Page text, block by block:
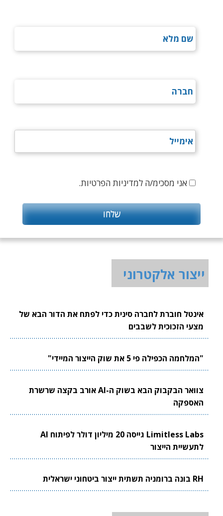
אני מסכימ/ה למדיניות הפרטיות.
ייצור אלקטרוני
אינטל חוברת לחברה סינית כדי לפתח את הדור הבא של
מצעי הזכוכית לשבבים
"המלחמה הכפילה פי 5 את שוק הייצור המיידי"
צוואר הבקבוק הבא בשוק ה-AI אורב בקצה שרשרת
האספקה
Limitless Labs גייסה 20 מיליון דולר לפיתוח AI
לתעשיית הייצור
RH בונה ברומניה תשתית ייצור ביטחוני ישראלית